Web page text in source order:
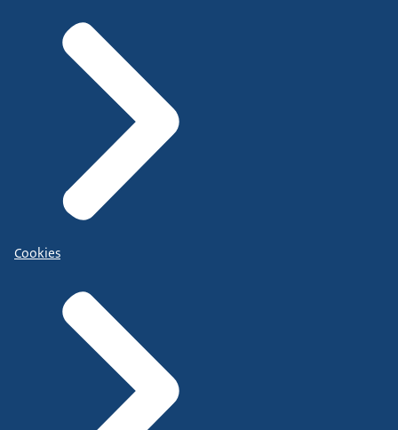
Cookies